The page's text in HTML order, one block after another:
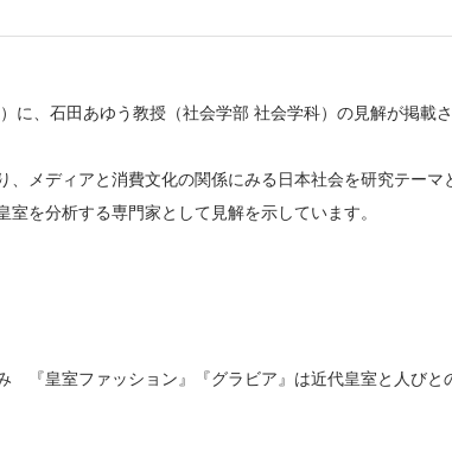
、石田あゆう教授（社会学部 社会学科）の見解が掲載さ
メディアと消費文化の関係にみる日本社会を研究テーマ
を分析する専門家として見解を示しています。
『皇室ファッション』『グラビア』は近代皇室と人びと